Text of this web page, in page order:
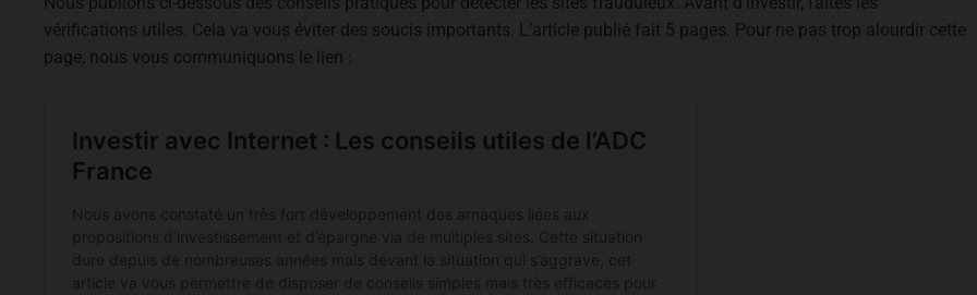
vérifications utiles. Cela va vous éviter des soucis importants. L’article publié fait 5 pages. Pour ne pas trop alourdir cette
page, nous vous communiquons le lien :